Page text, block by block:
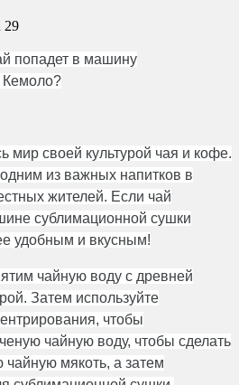
29
попадет в машину
Кемоло?
мир своей культурой чая и кофе.
из важных напитков в
жителей. Если чай
сублимационной сушки
удобным и вкусным!
чайную воду с древней
Затем используйте
чтобы
чайную воду, чтобы сделать
чайную мякоть, а затем